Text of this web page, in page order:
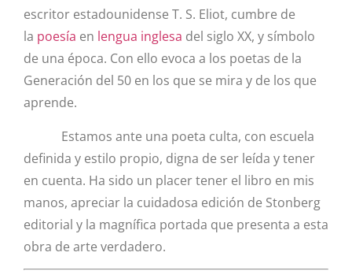
escritor estadounidense T. S. Eliot, cumbre de
la poesía en lengua inglesa del siglo XX, y símbolo
de una época. Con ello evoca a los poetas de la
Generación del 50 en los que se mira y de los que
aprende.
Estamos ante una poeta culta, con escuela
definida y estilo propio, digna de ser leída y tener
en cuenta. Ha sido un placer tener el libro en mis
manos, apreciar la cuidadosa edición de Stonberg
editorial y la magnífica portada que presenta a esta
obra de arte verdadero.